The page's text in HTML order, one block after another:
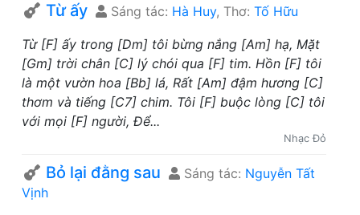
Từ ấy Sáng tác: Hà Huy, Thơ: Tố Hữu
Từ [F] ấy trong [Dm] tôi bừng nắng [Am] hạ, Mặt
[Gm] trời chân [C] lý chói qua [F] tim. Hồn [F] tôi
là một vườn hoa [Bb] lá, Rất [Am] đậm hương [C]
thơm và tiếng [C7] chim. Tôi [F] buộc lòng [C] tôi
với mọi [F] người, Để...
Nhạc Đỏ
Bỏ lại đằng sau Sáng tác: Nguyễn Tất
Vịnh